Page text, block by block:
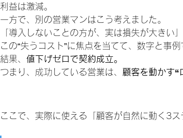
利益は激減。
一方で、別の営業マンはこう考えました。
「導入しないことの方が、実は損失が大きい」
この“失うコスト”に焦点を当てて、数字と事例
結果、 値下げゼロで契約成立。
つまり、成功している営業は、 顧客を動かす“
ここで、実際に使える「顧客が自然に動く3ス